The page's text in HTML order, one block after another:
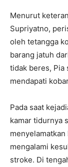
Menurut
Supriyatno,
oleh tetangga
barang jatuh
tidak beres, Pia
mendapati
Pada saat
kamar tidurnya
mengalami
stroke. Di